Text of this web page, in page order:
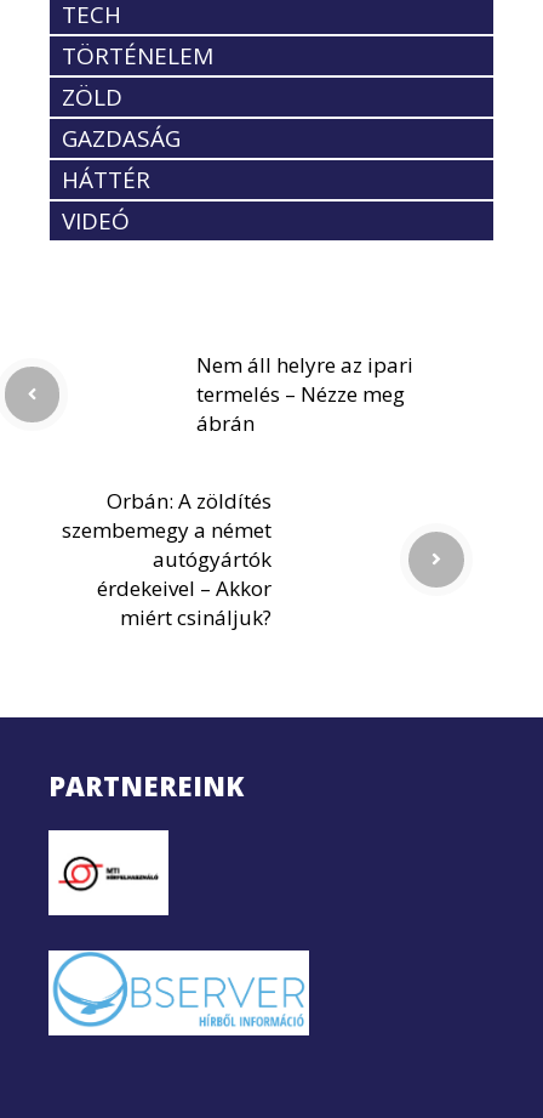
TECH
TÖRTÉNELEM
ZÖLD
GAZDASÁG
HÁTTÉR
VIDEÓ
Nem áll helyre az ipari
termelés – Nézze meg
ábrán
Orbán: A zöldítés
szembemegy a német
autógyártók
érdekeivel – Akkor
miért csináljuk?
PARTNEREINK